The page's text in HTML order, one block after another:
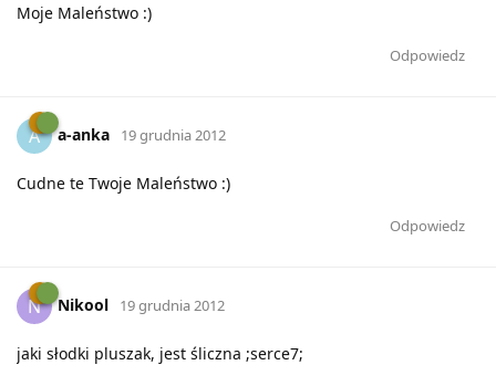
Moje Maleństwo :)
Odpowiedz
A a-anka 19 grudnia 2012
Cudne te Twoje Maleństwo :)
Odpowiedz
N Nikool 19 grudnia 2012
jaki słodki pluszak, jest śliczna ;serce7;